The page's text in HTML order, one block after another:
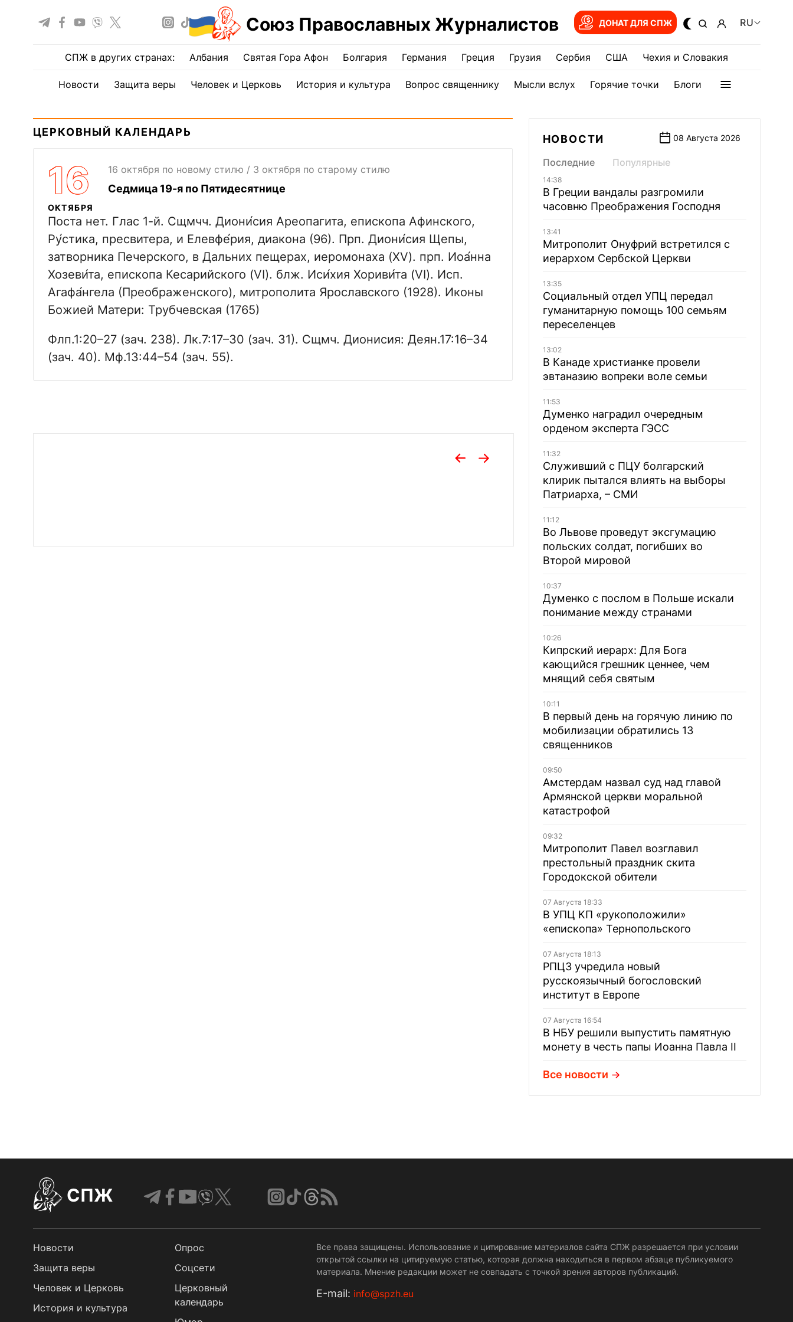
Союз Православных Журналистов ДОНАТ ДЛЯ СПЖ RU
СПЖ в других странах: Албания Святая Гора Афон Болгария Германия Греция Грузия Сербия США Чехия и Словакия
Новости Защита веры Человек и Церковь История и культура Вопрос священнику Мысли вслух Горячие точки Блоги
ЦЕРКОВНЫЙ КАЛЕНДАРЬ
16
ОКТЯБРЯ
16 октября по новому стилю / 3 октября по старому стилю
Седмица 19-я по Пятидесятнице
Поста нет. Глас 1-й. Сщмчч. Диони́сия Ареопагита, епископа Афинского,
Ру́стика, пресвитера, и Елевфе́рия, диакона (96). Прп. Диони́сия Щепы,
затворника Печерского, в Дальних пещерах, иеромонаха (XV). прп. Иоа́нна
Хозеви́та, епископа Кесарийского (VI). блж. Иси́хия Хориви́та (VI). Исп.
Агафа́нгела (Преображенского), митрополита Ярославского (1928). Иконы
Божией Матери: Трубчевская (1765)
Флп.1:20–27 (зач. 238). Лк.7:17–30 (зач. 31). Сщмч. Дионисия: Деян.17:16–34
(зач. 40). Мф.13:44–54 (зач. 55).
НОВОСТИ 08 Августа 2026
Последние Популярные
14:38
В Греции вандалы разгромили
часовню Преображения Господня
13:41
Митрополит Онуфрий встретился с
иерархом Сербской Церкви
13:35
Социальный отдел УПЦ передал
гуманитарную помощь 100 семьям
переселенцев
13:02
В Канаде христианке провели
эвтаназию вопреки воле семьи
11:53
Думенко наградил очередным
орденом эксперта ГЭСС
11:32
Служивший с ПЦУ болгарский
клирик пытался влиять на выборы
Патриарха, – СМИ
11:12
Во Львове проведут эксгумацию
польских солдат, погибших во
Второй мировой
10:37
Думенко с послом в Польше искали
понимание между странами
10:26
Кипрский иерарх: Для Бога
кающийся грешник ценнее, чем
мнящий себя святым
10:11
В первый день на горячую линию по
мобилизации обратились 13
священников
09:50
Амстердам назвал суд над главой
Армянской церкви моральной
катастрофой
09:32
Митрополит Павел возглавил
престольный праздник скита
Городокской обители
07 Августа 18:33
В УПЦ КП «рукоположили»
«епископа» Тернопольского
07 Августа 18:13
РПЦЗ учредила новый
русскоязычный богословский
институт в Европе
07 Августа 16:54
В НБУ решили выпустить памятную
монету в честь папы Иоанна Павла II
Все новости
СПЖ
Новости
Защита веры
Человек и Церковь
История и культура
Опрос
Cоцсети
Церковный
календарь
Все права защищены. Использование и цитирование материалов сайта СПЖ разрешается при условии
открытой ссылки на цитируемую статью, которая должна находиться в первом абзаце публикуемого
материала. Мнение редакции может не совпадать с точкой зрения авторов публикаций.
Е-mail: info@spzh.eu